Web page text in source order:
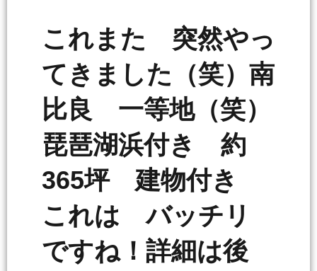
これまた 突然やっ
てきました（笑）南
比良 一等地（笑）
琵琶湖浜付き 約
365坪 建物付き
これは バッチリ
ですね！詳細は後